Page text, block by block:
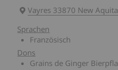
Vayres 33870 New
Sprachen
Französisch
Dons
Grains de Ginger